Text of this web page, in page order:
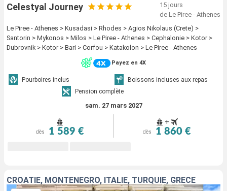
Celestyal Journey
15 jours
de Le Piree - Athenes
Le Piree - Athenes > Kusadasi > Rhodes > Agios Nikolaus (Crete) >
Santorin > Mykonos > Milos > Le Piree - Athenes > Cephalonie > Kotor >
Dubrovnik > Kotor > Bari > Corfou > Katakolon > Le Piree - Athenes
Payez en 4X
Pourboires inclus
Boissons incluses aux repas
Pension complète
sam. 27 mars 2027
dès 1 589 €
+
dès 1 860 €
CROATIE, MONTÉNÉGRO, ITALIE, TURQUIE, GRÈCE